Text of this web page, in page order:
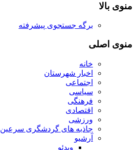
منوی بالا
برگه جستجوی پیشرفته
منوی اصلی
خانه
اخبار شهرستان
اجتماعی
سیاسی
فرهنگی
اقتصادی
ورزشی
جاذبه های گردشگری سرعین
آرشیو
ویدئو